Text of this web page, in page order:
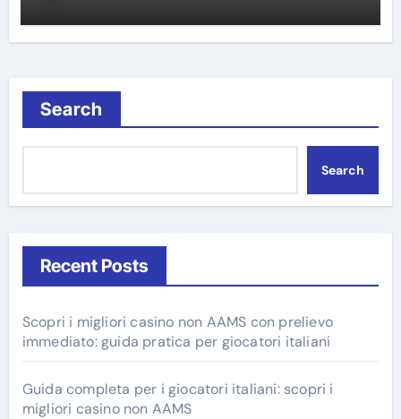
Search
Search
Recent Posts
Scopri i migliori casino non AAMS con prelievo
immediato: guida pratica per giocatori italiani
Guida completa per i giocatori italiani: scopri i
migliori casino non AAMS